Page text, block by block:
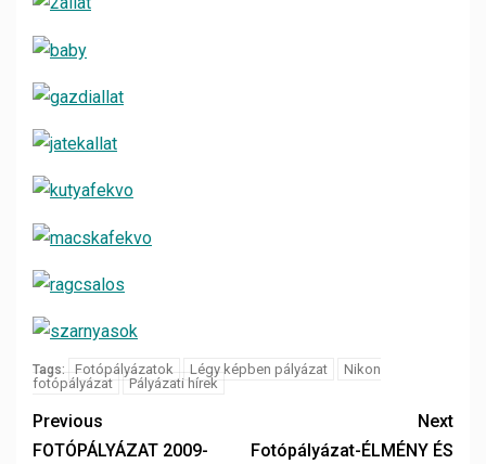
Tags: Fotópályázatok Légy képben pályázat
Nikon
fotópályázat
Pályázati hírek
Previous
FOTÓPÁLYÁZAT 2009-
Next
Fotópályázat-ÉLMÉNY ÉS